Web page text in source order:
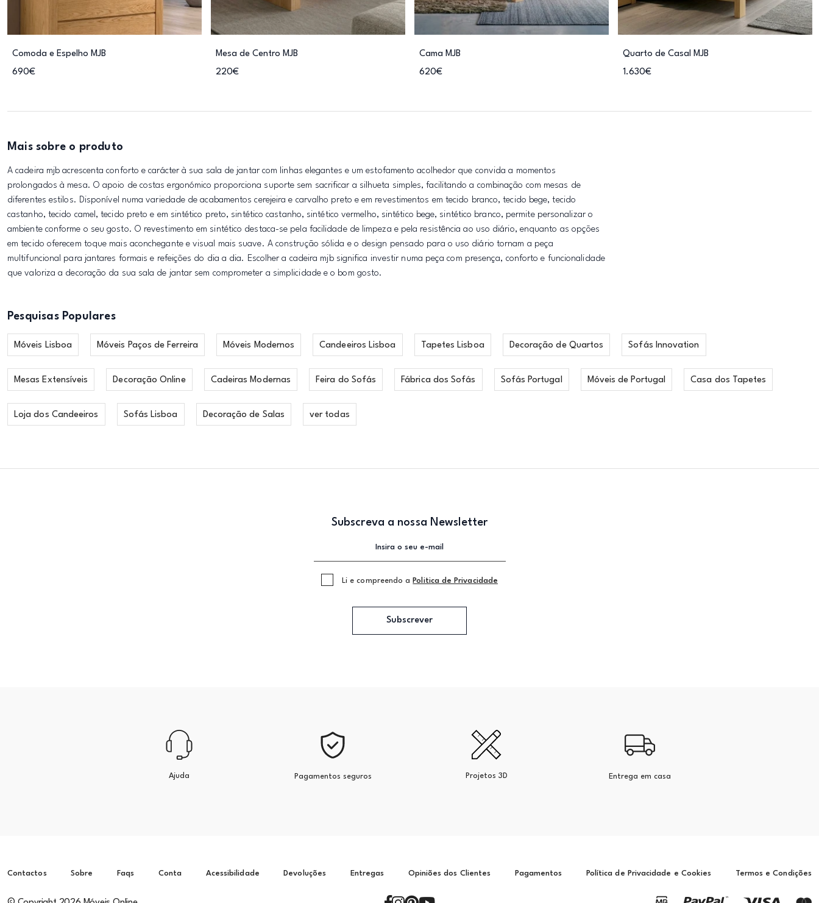
Comoda e Espelho MJB
690€
Mesa de Centro MJB
220€
Cama MJB
620€
Quarto de Casal MJB
1.630€
Mais sobre o produto
A cadeira mjb acrescenta conforto e carácter à sua sala de jantar com linhas elegantes e um estofamento acolhedor que convida a momentos
prolongados à mesa. O apoio de costas ergonómico proporciona suporte sem sacrificar a silhueta simples, facilitando a combinação com mesas de
diferentes estilos. Disponível numa variedade de acabamentos cerejeira e carvalho preto e em revestimentos em tecido branco, tecido bege, tecido
castanho, tecido camel, tecido preto e em sintético preto, sintético castanho, sintético vermelho, sintético bege, sintético branco, permite personalizar o
ambiente conforme o seu gosto. O revestimento em sintético destaca-se pela facilidade de limpeza e pela resistência ao uso diário, enquanto as opções
em tecido oferecem toque mais aconchegante e visual mais suave. A construção sólida e o design pensado para o uso diário tornam a peça
multifuncional para jantares formais e refeições do dia a dia. Escolher a cadeira mjb significa investir numa peça com presença, conforto e funcionalidade
que valoriza a decoração da sua sala de jantar sem comprometer a simplicidade e o bom gosto.
Pesquisas Populares
Móveis Lisboa Móveis Paços de Ferreira Móveis Modernos Candeeiros Lisboa Tapetes Lisboa Decoração de Quartos Sofás Innovation
Mesas Extensíveis Decoração Online Cadeiras Modernas Feira do Sofás Fábrica dos Sofás Sofás Portugal Móveis de Portugal Casa dos Tapetes
Loja dos Candeeiros Sofás Lisboa Decoração de Salas ver todas
Subscreva a nossa Newsletter
Li e compreendo a Politica de Privacidade
Subscrever
Ajuda Pagamentos seguros Projetos 3D Entrega em casa
Contactos Sobre Faqs Conta Acessibilidade Devoluções Entregas Opiniões dos Clientes Pagamentos Política de Privacidade e Cookies Termos e Condições